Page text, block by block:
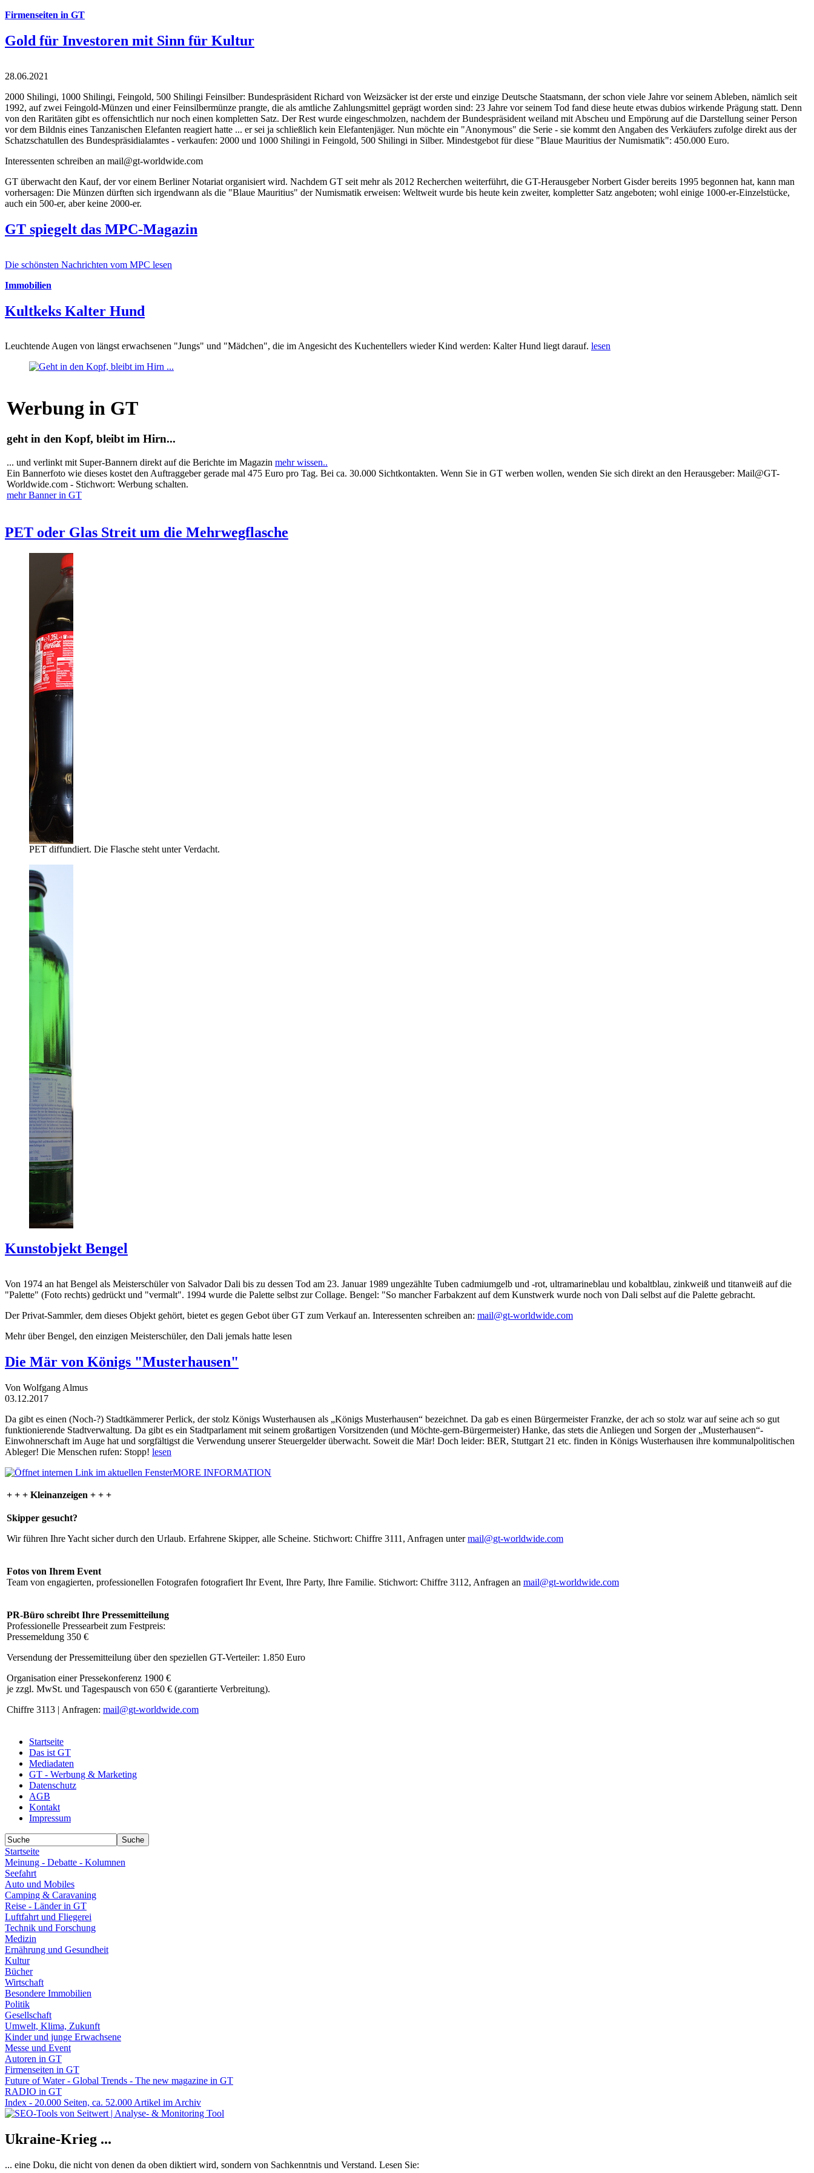
Firmenseiten in GT
Gold für Investoren mit Sinn für Kultur
28.06.2021
2000 Shilingi, 1000 Shilingi, Feingold, 500 Shilingi Feinsilber: Bundespräsident Richard von Weizsäcker ist der erste und einzige Deutsche Staatsmann, der schon viele Jahre vor seinem Ableben, nämlich seit
1992, auf zwei Feingold-Münzen und einer Feinsilbermünze prangte, die als amtliche Zahlungsmittel geprägt worden sind: 23 Jahre vor seinem Tod fand diese heute etwas dubios wirkende Prägung statt. Denn
von den Raritäten gibt es offensichtlich nur noch einen kompletten Satz. Der Rest wurde eingeschmolzen, nachdem der Bundespräsident weiland mit Abscheu und Empörung auf die Darstellung seiner Person
vor dem Bildnis eines Tanzanischen Elefanten reagiert hatte ... er sei ja schließlich kein Elefantenjäger. Nun möchte ein "Anonymous" die Serie - sie kommt den Angaben des Verkäufers zufolge direkt aus der
Schatzschatullen des Bundespräsidialamtes - verkaufen: 2000 und 1000 Shilingi in Feingold, 500 Shilingi in Silber. Mindestgebot für diese "Blaue Mauritius der Numismatik": 450.000 Euro.
Interessenten schreiben an mail@gt-worldwide.com
GT überwacht den Kauf, der vor einem Berliner Notariat organisiert wird. Nachdem GT seit mehr als 2012 Recherchen weiterführt, die GT-Herausgeber Norbert Gisder bereits 1995 begonnen hat, kann man
vorhersagen: Die Münzen dürften sich irgendwann als die "Blaue Mauritius" der Numismatik erweisen: Weltweit wurde bis heute kein zweiter, kompletter Satz angeboten; wohl einige 1000-er-Einzelstücke,
auch ein 500-er, aber keine 2000-er.
GT spiegelt das MPC-Magazin
Die schönsten Nachrichten vom MPC lesen
Immobilien
Kultkeks Kalter Hund
Leuchtende Augen von längst erwachsenen "Jungs" und "Mädchen", die im Angesicht des Kuchentellers wieder Kind werden: Kalter Hund liegt darauf. lesen
Werbung in GT
geht in den Kopf, bleibt im Hirn...
... und verlinkt mit Super-Bannern direkt auf die Berichte im Magazin mehr wissen..
Ein Bannerfoto wie dieses kostet den Auftraggeber gerade mal 475 Euro pro Tag. Bei ca. 30.000 Sichtkontakten. Wenn Sie in GT werben wollen, wenden Sie sich direkt an den Herausgeber: Mail@GT-
Worldwide.com - Stichwort: Werbung schalten.
mehr Banner in GT
PET oder Glas Streit um die Mehrwegflasche
PET diffundiert. Die Flasche steht unter Verdacht.
Kunstobjekt Bengel
Von 1974 an hat Bengel als Meisterschüler von Salvador Dali bis zu dessen Tod am 23. Januar 1989 ungezählte Tuben cadmiumgelb und -rot, ultramarineblau und kobaltblau, zinkweiß und titanweiß auf die
"Palette" (Foto rechts) gedrückt und "vermalt". 1994 wurde die Palette selbst zur Collage. Bengel: "So mancher Farbakzent auf dem Kunstwerk wurde noch von Dali selbst auf die Palette gebracht.
Der Privat-Sammler, dem dieses Objekt gehört, bietet es gegen Gebot über GT zum Verkauf an. Interessenten schreiben an: mail@gt-worldwide.com
Mehr über Bengel, den einzigen Meisterschüler, den Dali jemals hatte lesen
Die Mär von Königs "Musterhausen"
Von Wolfgang Almus
03.12.2017
Da gibt es einen (Noch-?) Stadtkämmerer Perlick, der stolz Königs Wusterhausen als „Königs Musterhausen“ bezeichnet. Da gab es einen Bürgermeister Franzke, der ach so stolz war auf seine ach so gut
funktionierende Stadtverwaltung. Da gibt es ein Stadtparlament mit seinem großartigen Vorsitzenden (und Möchte-gern-Bürgermeister) Hanke, das stets die Anliegen und Sorgen der „Musterhausen“-
Einwohnerschaft im Auge hat und sorgfältigst die Verwendung unserer Steuergelder überwacht. Soweit die Mär! Doch leider: BER, Stuttgart 21 etc. finden in Königs Wusterhausen ihre kommunalpolitischen
Ableger! Die Menschen rufen: Stopp! lesen
MORE INFORMATION
+ + + Kleinanzeigen + + +
Skipper gesucht?
Wir führen Ihre Yacht sicher durch den Urlaub. Erfahrene Skipper, alle Scheine. Stichwort: Chiffre 3111, Anfragen untermail@gt-worldwide.com
Fotos von Ihrem Event
Team von engagierten, professionellen Fotografen fotografiert Ihr Event, Ihre Party, Ihre Familie. Stichwort: Chiffre 3112, Anfragen an mail@gt-worldwide.com
PR-Büro schreibt Ihre Pressemitteilung
Professionelle Pressearbeit zum Festpreis:
Pressemeldung 350 €
Versendung der Pressemitteilung über den speziellen GT-Verteiler: 1.850 Euro
Organisation einer Pressekonferenz 1900 €
je zzgl. MwSt. und Tagespausch von 650 € (garantierte Verbreitung).
Chiffre 3113 | Anfragen: mail@gt-worldwide.com
Startseite
Das ist GT
Mediadaten
GT - Werbung & Marketing
Datenschutz
AGB
Kontakt
Impressum
Startseite
Meinung - Debatte - Kolumnen
Seefahrt
Auto und Mobiles
Camping & Caravaning
Reise - Länder in GT
Luftfahrt und Fliegerei
Technik und Forschung
Medizin
Ernährung und Gesundheit
Kultur
Bücher
Wirtschaft
Besondere Immobilien
Politik
Gesellschaft
Umwelt, Klima, Zukunft
Kinder und junge Erwachsene
Messe und Event
Autoren in GT
Firmenseiten in GT
Future of Water - Global Trends - The new magazine in GT
RADIO in GT
Index - 20.000 Seiten, ca. 52.000 Artikel im Archiv
Ukraine-Krieg ...
... eine Doku, die nicht von denen da oben diktiert wird, sondern von Sachkenntnis und Verstand. Lesen Sie: